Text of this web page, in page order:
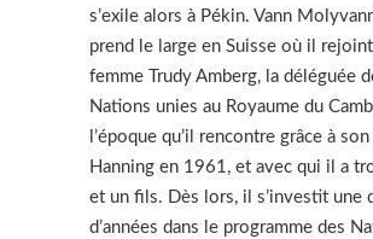
s’exile alors à Pékin. Vann
prend le large en Suisse où il
femme Trudy Amberg, la déléguée
Nations unies au Royaume du
l’époque qu’il rencontre grâce à
Hanning en 1961, et avec qui il a
et un fils. Dès lors, il s’investit une
d’années dans le programme des